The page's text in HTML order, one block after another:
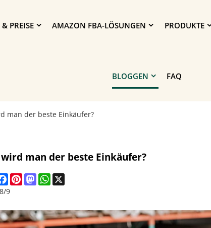
PREISE AMAZON FBA-LÖSUNGEN PRODUKTE
BLOGGEN FAQ
man der beste Einkäufer?
man der beste Einkäufer?
Facebook
PinterestMastodonWhatsApp
9